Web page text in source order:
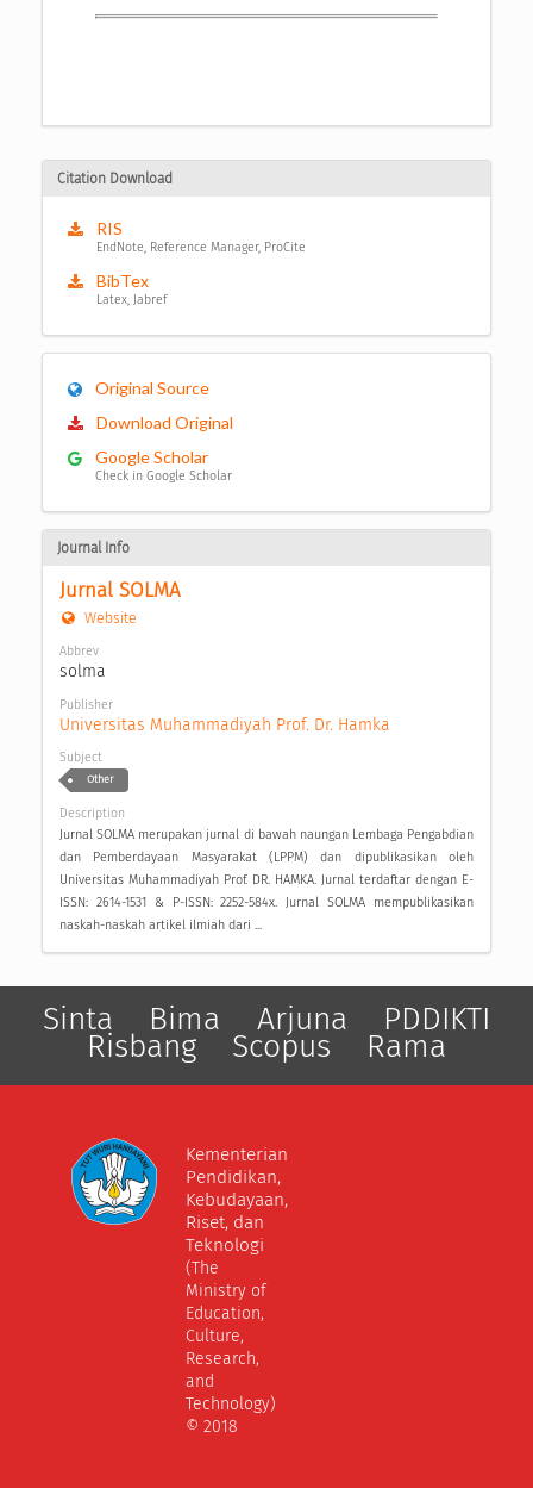
Citation Download
RIS
EndNote, Reference Manager, ProCite
BibTex
Latex, Jabref
Original Source
Download Original
Google Scholar
Check in Google Scholar
Journal Info
Jurnal SOLMA
Website
Abbrev
solma
Publisher
Universitas Muhammadiyah Prof. Dr. Hamka
Subject
Other
Description
Jurnal SOLMA merupakan jurnal di bawah naungan Lembaga Pengabdian
dan Pemberdayaan Masyarakat (LPPM) dan dipublikasikan oleh
Universitas Muhammadiyah Prof. DR. HAMKA. Jurnal terdaftar dengan E-
ISSN: 2614-1531 & P-ISSN: 2252-584x. Jurnal SOLMA mempublikasikan
naskah-naskah artikel ilmiah dari ...
Sinta Bima Arjuna PDDIKTI
Risbang Scopus Rama
Kementerian
Pendidikan,
Kebudayaan,
Riset, dan
Teknologi
(The
Ministry of
Education,
Culture,
Research,
and
Technology)
© 2018